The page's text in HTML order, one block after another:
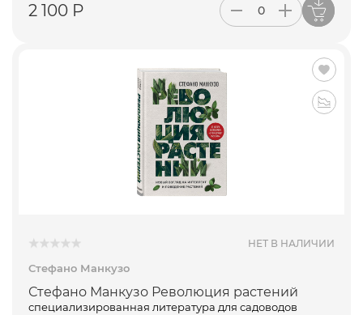
2 100 Р
ПОДПИСАТЬСЯ
НЕТ В НАЛИЧИИ
Стефано Манкузо
Стефано Манкузо Революция растений
специализированная литература для садоводов